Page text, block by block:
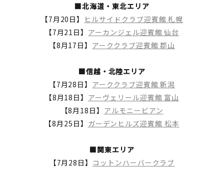
■北海道・東北エリア
【7月20日】
ヒルサイドクラブ迎賓館 札幌
【7月21日】 アーカンジェル迎賓館 仙台
【8月17日】 アーククラブ迎賓館 郡山
■信越・北陸エリア
【7月28日】 アーククラブ迎賓館 新潟
【8月18日】 アーヴェリール迎賓館 富山
【8月18日】 アルモニービアン
【8月25日】 ガーデンヒルズ迎賓館 松本
■関東エリア
【7月28日】 コットンハーバークラブ